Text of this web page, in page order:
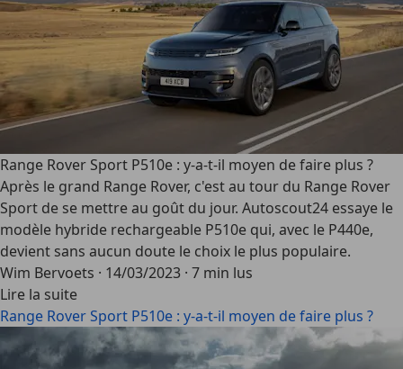
Range Rover Sport P510e : y-a-t-il moyen de faire plus ?
Après le grand Range Rover, c'est au tour du Range Rover
Sport de se mettre au goût du jour. Autoscout24 essaye le
modèle hybride rechargeable P510e qui, avec le P440e,
devient sans aucun doute le choix le plus populaire.
Wim Bervoets · 14/03/2023 · 7 min lus
Lire la suite
Range Rover Sport P510e : y-a-t-il moyen de faire plus ?